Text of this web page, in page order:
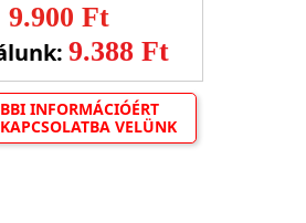
9.900 Ft
9.388 Ft
INFORMÁCIÓÉRT
VELÜNK